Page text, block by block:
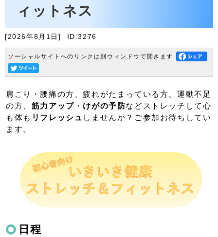
ィットネス
[2026年8月1日] ID:3276
ソーシャルサイトへのリンクは別ウィンドウで開きます
肩こり・腰痛の方、疲れがたまっている方、運動不足
の方、 筋力アップ ・ けがの予防などストレッチして心
も体も リフレッシュ しませんか？ご参加お待ちしてい
ます。
日程